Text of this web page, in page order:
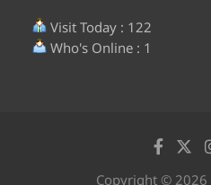
Visit Today : 122
Who's Online : 1
Copyright © 2026